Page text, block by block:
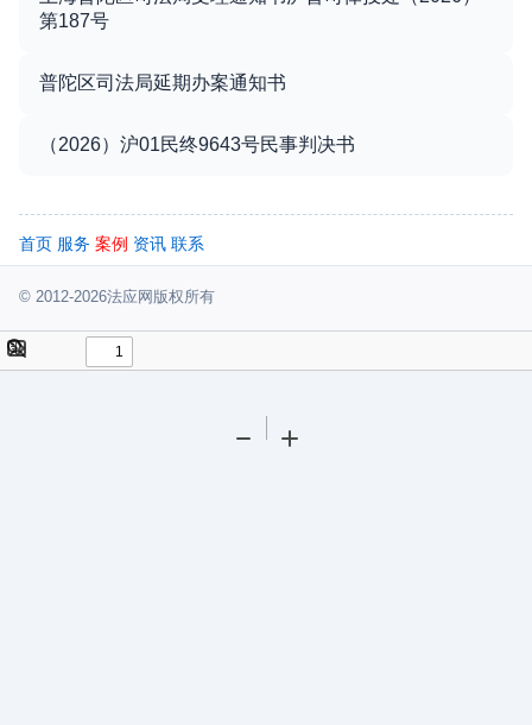
第187号
普陀区司法局延期办案通知书
（2026）沪01民终9643号民事判决书
首页 服务 案例 资讯 联系
© 2012-2026法应网版权所有
Find